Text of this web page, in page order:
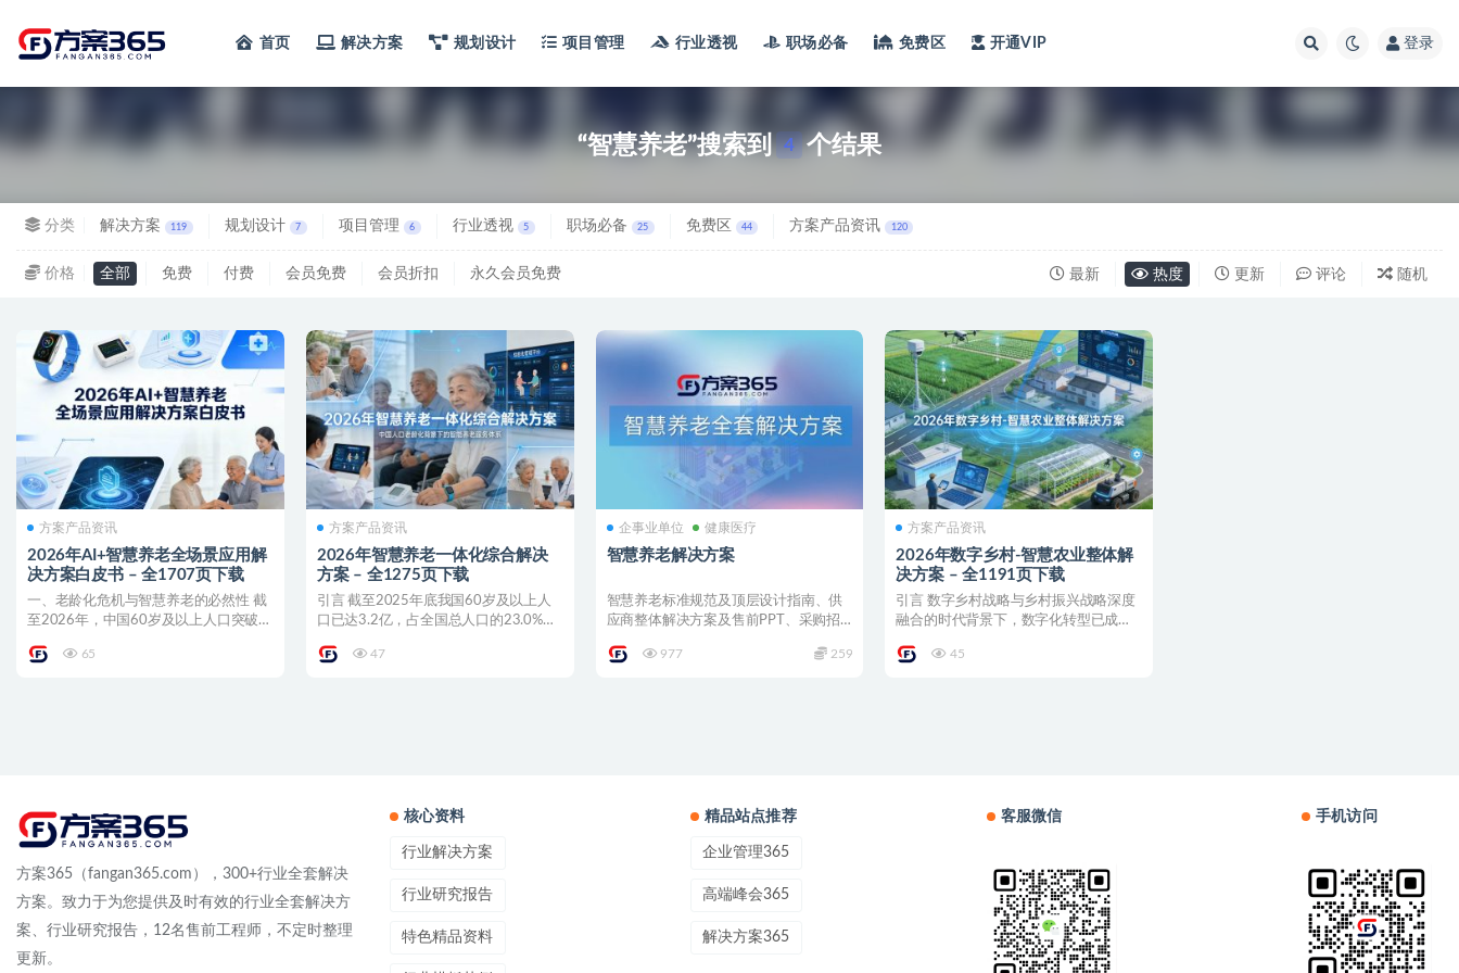
首页 解决方案 规划设计 项目管理 行业透视 职场必备 免费区 开通VIP 登录
“智慧养老”搜索到 4 个结果
分类 解决方案 119 规划设计 7 项目管理 6 行业透视 5 职场必备 25 免费区 44 方案产品资讯 120
价格 全部 免费 付费 会员免费 会员折扣 永久会员免费 最新 热度 更新 评论 随机
方案产品资讯
2026年AI+智慧养老全场景应用解
决方案白皮书 – 全1707页下载
一、老龄化危机与智慧养老的必然性 截
至2026年，中国60岁及以上人口突破
65
方案产品资讯
2026年智慧养老一体化综合解决
方案 – 全1275页下载
引言 截至2025年底我国60岁及以上人
口已达3.2亿，占全国总人口的23.0%，
47
企事业单位 健康医疗
智慧养老解决方案
智慧养老标准规范及顶层设计指南、供
应商整体解决方案及售前PPT、采购招
977
259
方案产品资讯
2026年数字乡村-智慧农业整体解
决方案 – 全1191页下载
引言 数字乡村战略与乡村振兴战略深度
融合的时代背景下，数字化转型已成为
45
方案365（fangan365.com），300+行业全套解决
方案。致力于为您提供及时有效的行业全套解决方
案、行业研究报告，12名售前工程师，不定时整理
更新。
核心资料
行业解决方案
行业研究报告
特色精品资料
精品站点推荐
企业管理365
高端峰会365
解决方案365
客服微信 手机访问